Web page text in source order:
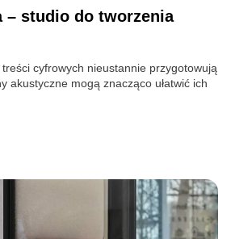
– studio do tworzenia
cyfrowych nieustannie przygotowują
akustyczne mogą znacząco ułatwić ich